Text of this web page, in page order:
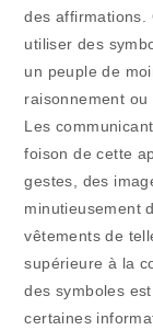
des affirmations.
utiliser des
un peuple de
raisonnement ou
Les
foison de cette
gestes, des
minutieusement
vêtements de
supérieure à la
des symboles
certaines